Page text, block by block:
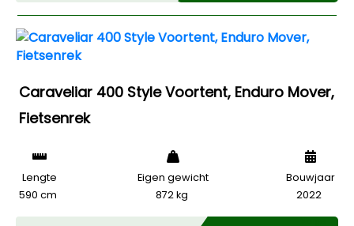
Caraveliar 400 Style Voortent, Enduro Mover,
Fietsenrek
Lengte
590 cm
Eigen gewicht
872 kg
Bouwjaar
2022